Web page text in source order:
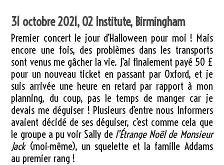
31 octobre 2021, O2 Institute, Birmingham
Premier concert le jour d’Halloween pour moi ! Mais
encore une fois, des problèmes dans les transports
sont venus me gâcher la vie. J’ai finalement payé 50 £
pour un nouveau ticket en passant par Oxford, et je
suis arrivée une heure en retard par rapport à mon
planning, du coup, pas le temps de manger car je
devais me déguiser ! Plusieurs d’entre nous Informers
avaient décidé de ses déguiser, c’est comme cela que
le groupe a pu voir Sally de l’Étrange Noël de Monsieur
Jack(moi-même), un squelette et la famille Addams
au premier rang !